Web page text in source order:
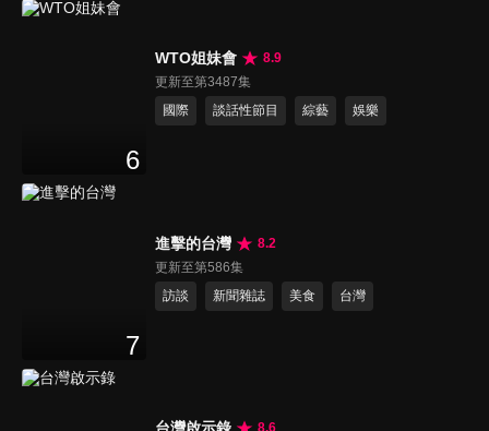
6
WTO姐妹會
8.9
更新至第3487集
國際
談話性節目 綜藝 娛樂
7
進擊的台灣
8.2
更新至第586集
訪談
新聞雜誌 美食 台灣